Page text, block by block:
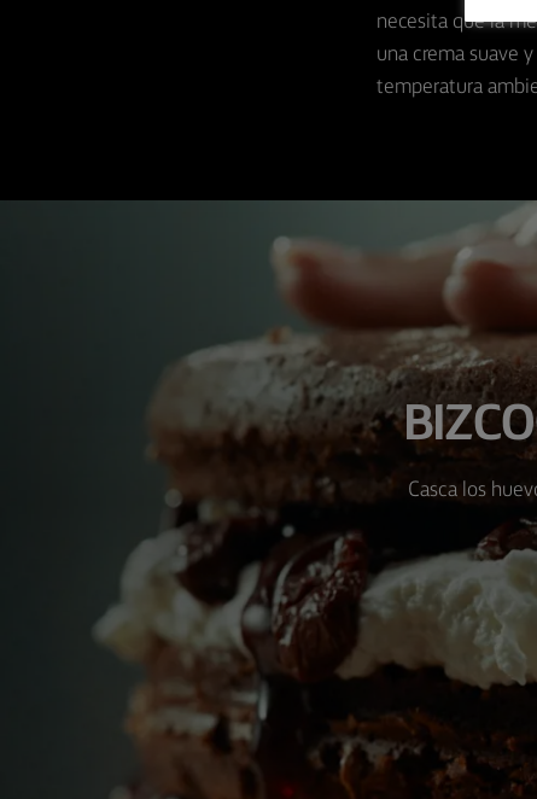
necesita que la
una crema suave
temperatura
Casca los